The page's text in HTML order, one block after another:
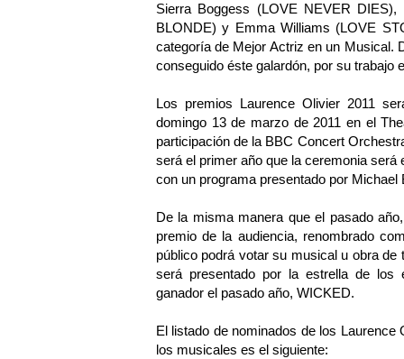
Sierra Boggess (LOVE NEVER
BLONDE) y Emma Williams (LOVE
categoría de Mejor Actriz en un Musical.
conseguido éste galardón, por su trabajo
Los premios Laurence Olivier 2011
domingo 13 de marzo de 2011 en el
participación de la BBC Concert
será el primer año que la ceremonia
con un programa presentado por Michael
De la misma manera que el pasado
premio de la audiencia, renombrado
público podrá votar su musical u obra
será presentado por la estrella de los
ganador el pasado año, WICKED.
El listado de nominados de los
los musicales es el siguiente: